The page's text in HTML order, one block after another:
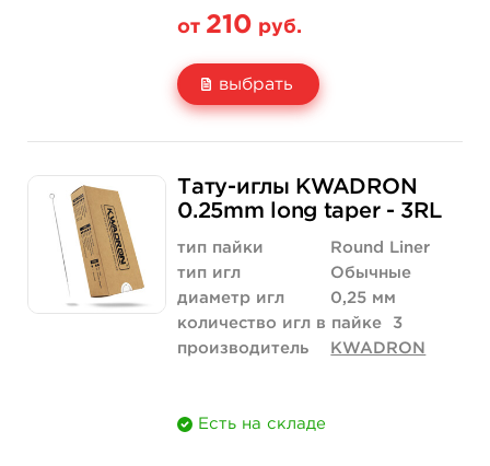
от 210 руб.
выбрать
Цена
Количество
210 руб.
купить
420 руб.
купить
Тату-иглы KWADRON
0.25mm long taper - 3RL
тип пайки
Round Liner
тип игл
Обычные
диаметр игл
0,25 мм
количество игл в пайке
3
производитель
KWADRON
Есть на складе